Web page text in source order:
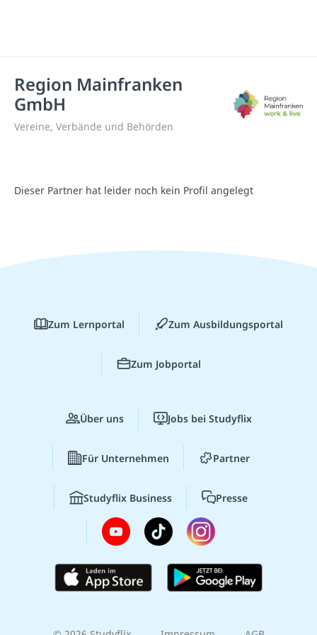
Region Mainfranken
GmbH
Vereine, Verbände und Behörden
Dieser Partner hat leider noch kein Profil angelegt
Zum Lernportal Zum Ausbildungsportal
Zum Jobportal
Über uns Jobs bei Studyflix
Für Unternehmen Partner
Studyflix Business Presse